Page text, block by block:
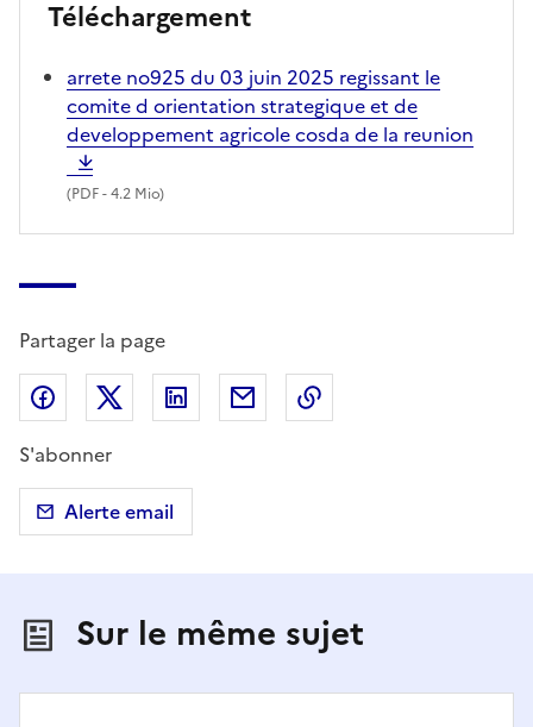
Téléchargement
arrete no925 du 03 juin 2025 regissant le
comite d orientation strategique et de
developpement agricole cosda de la reunion
(PDF- 4.2 Mio)
Partager la page
Partager sur Facebook
Partager sur X (anciennement Twitter)
Partager sur LinkedIn
Partager par email
S'abonner
Alerte email
Sur le même sujet